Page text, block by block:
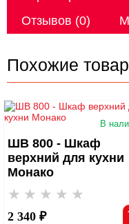
Отзывов (0)
Похожие
В
ШВ 800 - Шкаф
верхний для кухни
Монако
2 340 ₽